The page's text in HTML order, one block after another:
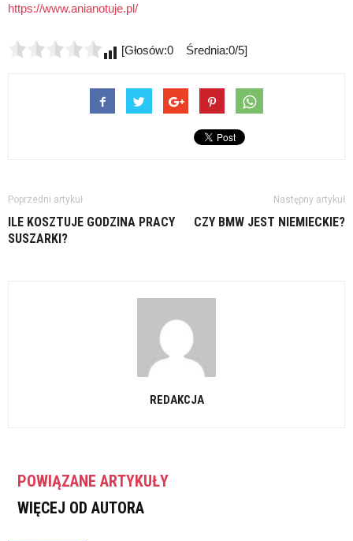
https://www.anianotuje.pl/
[Głosów:0 Średnia:0/5]
Poprzedni artykuł
ILE KOSZTUJE GODZINA PRACY
SUSZARKI?
Następny artykuł
CZY BMW JEST NIEMIECKIE?
REDAKCJA
POWIĄZANE ARTYKUŁY
WIĘCEJ OD AUTORA